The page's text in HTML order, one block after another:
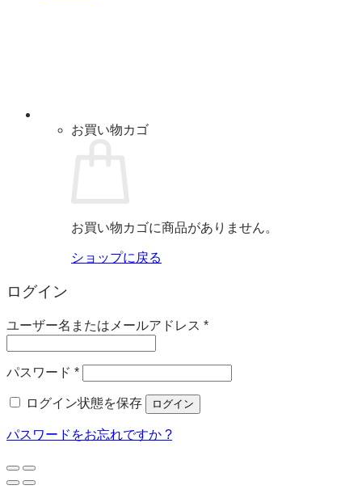
お買い物カゴ
お買い物カゴに商品がありません。
ショップに戻る
ログイン
ユーザー名またはメールアドレス *必
パスワード *必
ログイン状態を保存
ログイン
パスワードをお忘れですか ?